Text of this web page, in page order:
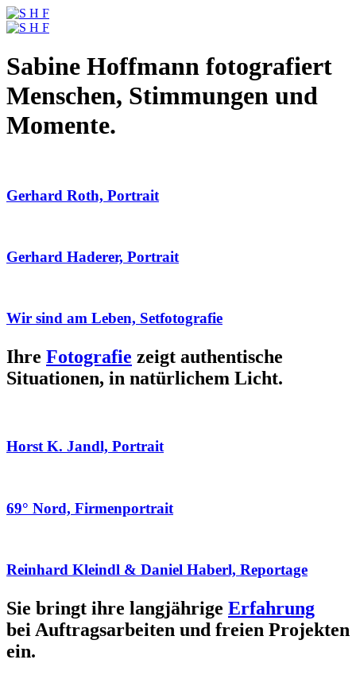
Sabine Hoffmann fotografiert
Menschen, Stimmungen und
Momente.
Gerhard Roth, Portrait
Gerhard Haderer, Portrait
Wir sind am Leben, Setfotografie
Ihre Fotografie zeigt authentische
Situationen, in natürlichem Licht.
Horst K. Jandl, Portrait
69° Nord, Firmenportrait
Reinhard Kleindl & Daniel Haberl, Reportage
Sie bringt ihre langjährige Erfahrung
bei Auftragsarbeiten und freien Projekten
ein.